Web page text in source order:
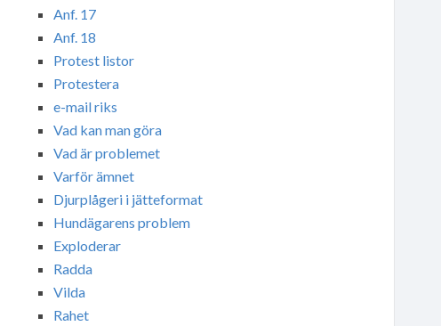
Anf. 17
Anf. 18
Protest listor
Protestera
e-mail riks
Vad kan man göra
Vad är problemet
Varför ämnet
Djurplågeri i jätteformat
Hundägarens problem
Exploderar
Radda
Vilda
Rahet